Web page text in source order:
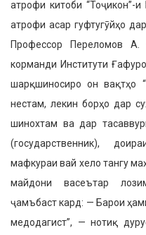
атрофи китоби
атрофи асар гуфтугӯйҳо
Профессор Переломов
корманди Институти
шарқшиносиро он вақтҳо
нестам, лекин борҳо дар
шинохтам ва дар
(государ­ственник),
мафкураи вай хело тангу
майдони васеътар
ҷамъбаст кард: — Барои
медодагист”, — нотиқ